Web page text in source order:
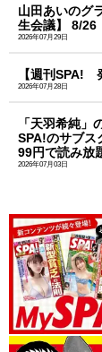
山田あいのグ
生会議】 8/
2026年07月29日
【週刊SPA!
2026年07月28日
「天羽希純」
SPA!のサブス
99円で読み放
2026年07月03日